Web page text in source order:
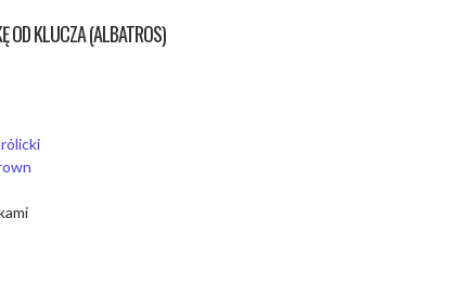
OD KLUCZA (ALBATROS)